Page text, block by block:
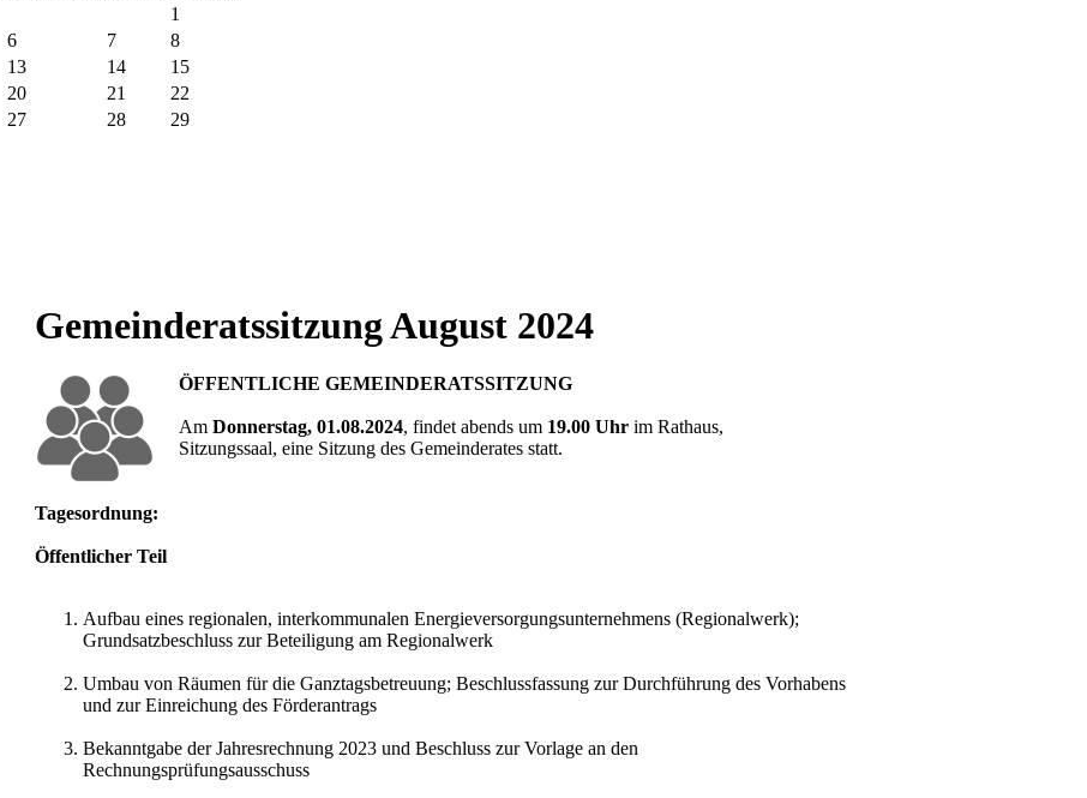
1
6 7
8
13 14
15
20 21
22
27 28
29
Gemeinderatssitzung August 2024
ÖFFENTLICHE GEMEINDERATSSITZUNG
Am Donnerstag, 01.08.2024, findet abends um 19.00 Uhr im Rathaus,
Sitzungssaal, eine Sitzung des Gemeinderates statt.
Tagesordnung:
Öffentlicher Teil
Aufbau eines regionalen, interkommunalen Energieversorgungsunternehmens (Regionalwerk);
Grundsatzbeschluss zur Beteiligung am Regionalwerk
Umbau von Räumen für die Ganztagsbetreuung; Beschlussfassung zur Durchführung des Vorhabens
und zur Einreichung des Förderantrags
Bekanntgabe der Jahresrechnung 2023 und Beschluss zur Vorlage an den
Rechnungsprüfungsausschuss